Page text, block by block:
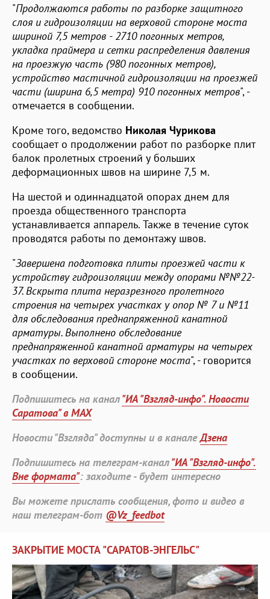
"Продолжаются работы по разборке защитного
слоя и гидроизоляции на верховой стороне моста
шириной 7,5 метров - 2710 погонных метров,
укладка праймера и сетки распределения давления
на проезжую часть (980 погонных метров),
устройство мастичной гидроизоляции на проезжей
части (ширина 6,5 метра) 910 погонных метров", -
отмечается в сообщении.
Кроме того, ведомство Николая Чурикова
сообщает о продолжении работ по разборке плит
балок пролетных строений у больших
деформационных швов на ширине 7,5 м.
На шестой и одиннадцатой опорах днем для
проезда общественного транспорта
устанавливается аппарель. Также в течение суток
проводятся работы по демонтажу швов.
"Завершена подготовка плиты проезжей части к
устройству гидроизоляции между опорами №№22-
37. Вскрыта плита неразрезного пролетного
строения на четырех участках у опор № 7 и №11
для обследования преднапряженной канатной
арматуры. Выполнено обследование
преднапряженной канатной арматуры на четырех
участках по верховой стороне моста", - говорится
в сообщении.
Подпишитесь на канал"ИА "Взгляд-инфо". Новости
Саратова" в MAX
Новости "Взгляда" доступны и в каналеДзена
Подпишитесь на телеграм-канал"ИА "Взгляд-инфо".
Вне формата": заходите - будет интересно
Вы можете прислать сообщения, фото и видео в
наш телеграм-бот @Vz_feedbot
ЗАКРЫТИЕ МОСТА "САРАТОВ-ЭНГЕЛЬС"